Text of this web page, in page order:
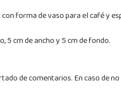
forma de vaso para el café y
5 cm de ancho y 5 cm de fondo.
de comentarios. En caso de